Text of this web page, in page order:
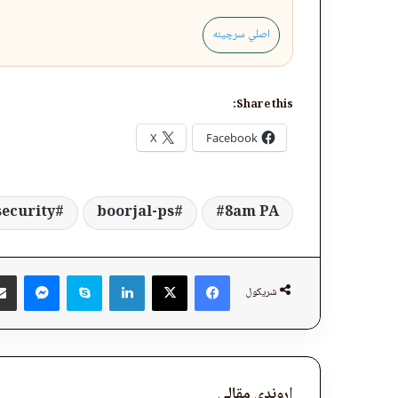
اصلي سرچینه
Share this:
Facebook
X
8am PA
boorjal-ps
شریکول
Facebook
X
LinkedIn
Skype